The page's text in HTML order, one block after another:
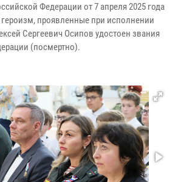
Федерации от 7 апреля 2025 года
проявленные при исполнении
Сергеевич Осипов удостоен звания
(посмертно).